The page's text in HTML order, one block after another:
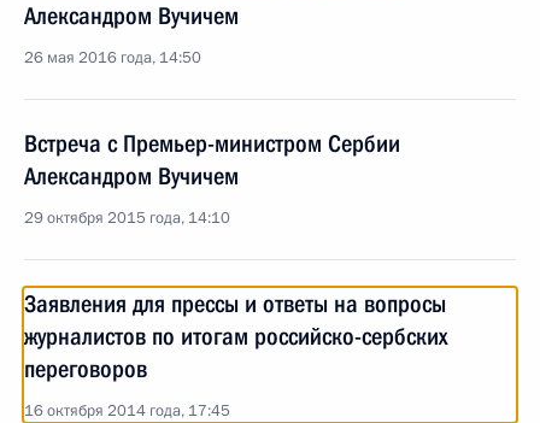
Александром Вучичем
26 мая 2016 года, 14:50
Встреча с Премьер-министром Сербии
Александром Вучичем
29 октября 2015 года, 14:10
Заявления для прессы и ответы на вопросы
журналистов по итогам российско-сербских
переговоров
16 октября 2014 года, 17:45